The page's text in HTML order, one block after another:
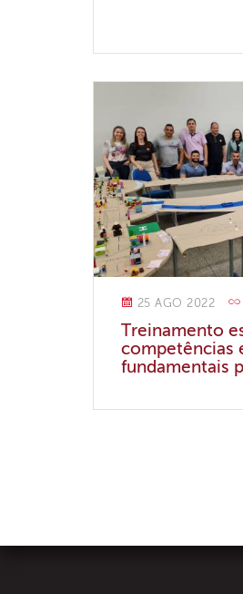
25 AGO 2022
Treinamento
competências
fundamentais